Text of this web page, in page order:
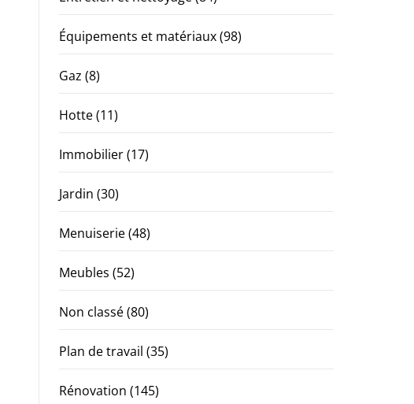
Équipements et matériaux(98)
Gaz (8)
Hotte(11)
Immobilier(17)
Jardin (30)
Menuiserie(48)
Meubles (52)
Non classé(80)
Plan de travail (35)
Rénovation (145)